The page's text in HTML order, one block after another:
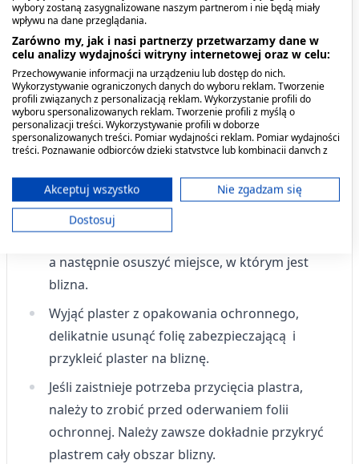
Dawkowanie
Przed użyciem zapoznaj się z ulotką, która
zawiera wskazania, przeciwwskazania, dane
dotyczące działań niepożądanych i dawkowanie
oraz informacje dotyczące stosowania, bądź
skonsultuj się z lekarzem lub farmaceutą.
Każdy plaster Silaurum jest pakowany w
osobne opakowanie ochronne. Przed
a następnie osuszyć miejsce, w którym jest
blizna.
Wyjąć plaster z opakowania ochronnego,
delikatnie usunąć folię zabezpieczającą i
przykleić plaster na bliznę.
Jeśli zaistnieje potrzeba przycięcia plastra,
należy to zrobić przed oderwaniem folii
ochronnej. Należy zawsze dokładnie przykryć
plastrem cały obszar blizny.
wybory zostaną zasygnalizowane naszym partnerom i nie będą miały
wpływu na dane przeglądania.
Zarówno my, jak i nasi partnerzy przetwarzamy dane w
celu analizy wydajności witryny internetowej oraz w celu:
Przechowywanie informacji na urządzeniu lub dostęp do nich.
Wykorzystywanie ograniczonych danych do wyboru reklam. Tworzenie
profili związanych z personalizacją reklam. Wykorzystanie profili do
wyboru spersonalizowanych reklam. Tworzenie profili z myślą o
personalizacji treści. Wykorzystywanie profili w doborze
spersonalizowanych treści. Pomiar wydajności reklam. Pomiar wydajności
treści. Poznawanie odbiorców dzięki statystyce lub kombinacji danych z
ograniczonych danych do wyboru treści.
Dane mogą być udostępniane poza Unię Europejską i wysyłane do USA.
Twoja zgoda i polityka cookie dotyczą wyłącznie tej witryny/aplikacji.
Wyświetl listę partnerów (11 dostawców IAB)
Cele przetwarzania IAB:
Przechowywanie informacji na urządzeniu
lub dostęp do nich
Wykorzystywanie ograniczonych danych do
wyboru reklam
Tworzenie profili w celu
spersonalizowanych reklam
Wykorzystanie profili do wyboru
spersonalizowanych reklam
Akceptuj wszystko
Nie zgadzam się
Dostosuj